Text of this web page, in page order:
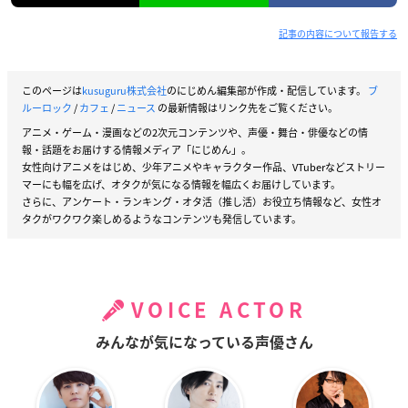
記事の内容について報告する
このページはkusuguru株式会社のにじめん編集部が作成・配信しています。 ブ
ルーロック/カフェ/ニュース の最新情報はリンク先をご覧ください。
アニメ・ゲーム・漫画などの2次元コンテンツや、声優・舞台・俳優などの情
報・話題をお届けする情報メディア「にじめん」。
女性向けアニメをはじめ、少年アニメやキャラクター作品、VTuberなどストリー
マーにも幅を広げ、オタクが気になる情報を幅広くお届けしています。
さらに、アンケート・ランキング・オタ活（推し活）お役立ち情報など、女性オ
タクがワクワク楽しめるようなコンテンツも発信しています。
VOICE ACTOR
みんなが気になっている声優さん